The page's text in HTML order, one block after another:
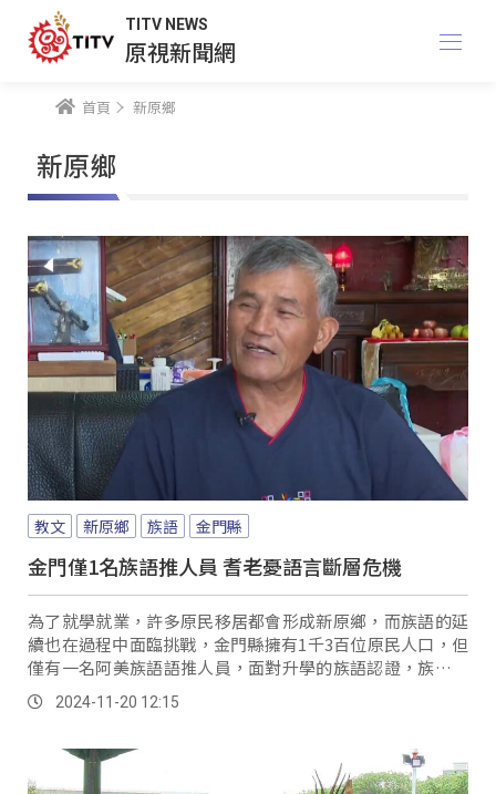
TITV NEWS
原視新聞網
首頁 新原鄉
新原鄉
教文 新原鄉 族語 金門縣
金門僅1名族語推人員 耆老憂語言斷層危機
為了就學就業，許多原民移居都會形成新原鄉，而族語的延
續也在過程中面臨挑戰，金門縣擁有1千3百位原民人口，但
僅有一名阿美族語語推人員，面對升學的族語認證，族語師
資的缺乏也造成學生權益受損，就有耆老也自主投入師資培
訓。2024-11-20 12:15